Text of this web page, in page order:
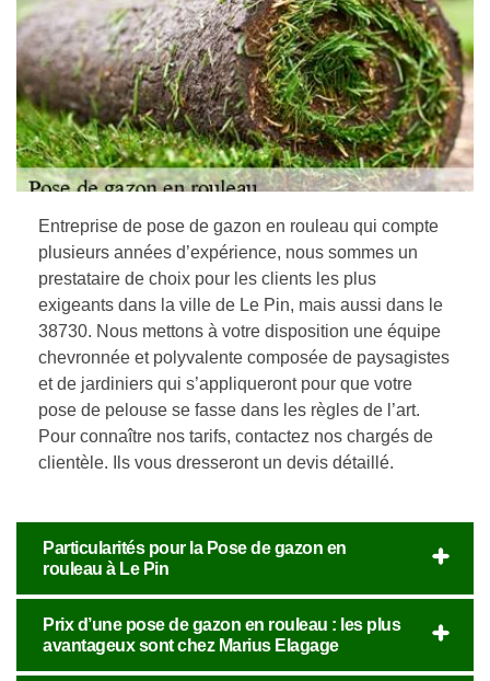
Entreprise de pose de gazon en rouleau qui compte
plusieurs années d’expérience, nous sommes un
prestataire de choix pour les clients les plus
exigeants dans la ville de Le Pin, mais aussi dans le
38730. Nous mettons à votre disposition une équipe
chevronnée et polyvalente composée de paysagistes
et de jardiniers qui s’appliqueront pour que votre
pose de pelouse se fasse dans les règles de l’art.
Pour connaître nos tarifs, contactez nos chargés de
clientèle. Ils vous dresseront un devis détaillé.
Particularités pour la Pose de gazon en
rouleau à Le Pin
Prix d’une pose de gazon en rouleau : les plus
avantageux sont chez Marius Elagage